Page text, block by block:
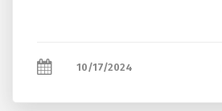
10/17/2024